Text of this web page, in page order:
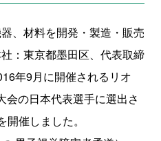
、材料を開発・製造・販売
：東京都墨田区、代表取締
年9月に開催されるリオ
会の日本代表選手に選出さ
催しました。